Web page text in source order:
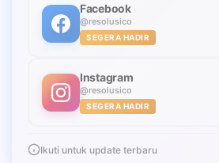
Facebook
@resolusico
SEGERA HADIR
Instagram
@resolusico
SEGERA HADIR
Ikuti untuk update terbaru